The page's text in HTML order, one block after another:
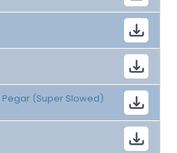
Pegar (Super Slowed)